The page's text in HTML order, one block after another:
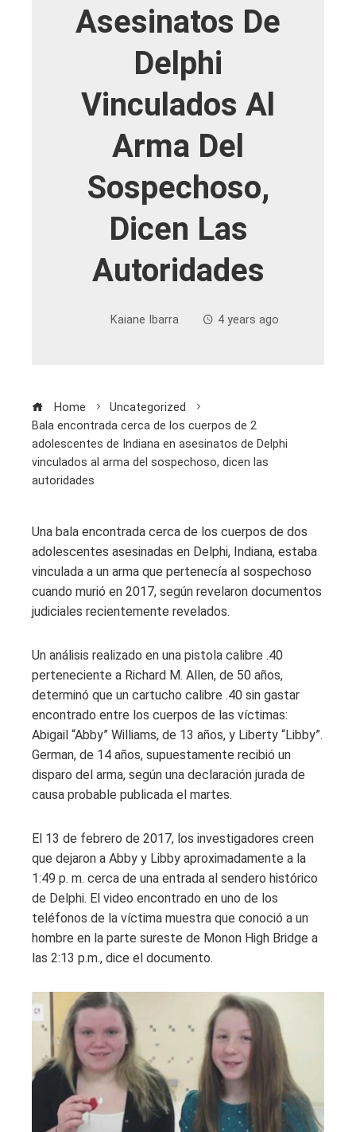
Asesinatos De
Delphi
Vinculados Al
Arma Del
Sospechoso,
Dicen Las
Autoridades
Kaiane Ibarra 4 years ago
Home
Uncategorized
Bala encontrada cerca de los cuerpos de 2
adolescentes de Indiana en asesinatos de Delphi
vinculados al arma del sospechoso, dicen las
autoridades
Una bala encontrada cerca de los cuerpos de dos
adolescentes asesinadas en Delphi, Indiana, estaba
vinculada a un arma que pertenecía al sospechoso
cuando murió en 2017, según revelaron documentos
judiciales recientemente revelados.
Un análisis realizado en una pistola calibre .40
perteneciente a Richard M. Allen, de 50 años,
determinó que un cartucho calibre .40 sin gastar
encontrado entre los cuerpos de las víctimas:
Abigail “Abby” Williams, de 13 años, y Liberty “Libby”.
German, de 14 años, supuestamente recibió un
disparo del arma, según una declaración jurada de
causa probable publicada el martes.
El 13 de febrero de 2017, los investigadores creen
que dejaron a Abby y Libby aproximadamente a la
1:49 p. m. cerca de una entrada al sendero histórico
de Delphi. El video encontrado en uno de los
teléfonos de la víctima muestra que conoció a un
hombre en la parte sureste de Monon High Bridge a
las 2:13 p.m., dice el documento.